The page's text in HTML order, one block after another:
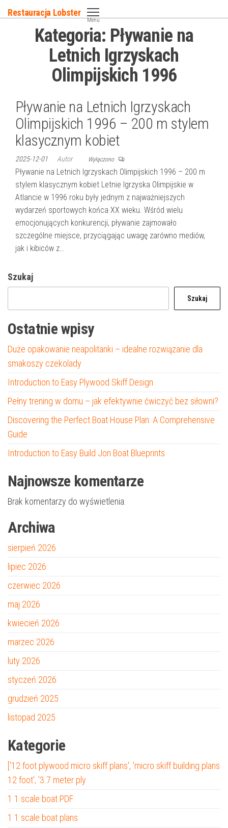
do
Restauracja Lobster
Menu
Kategoria: Pływanie na
Letnich Igrzyskach
Olimpijskich 1996
Pływanie na Letnich Igrzyskach
Olimpijskich 1996 – 200 m stylem
klasycznym kobiet
2025-12-01 Autor Wyłączono
Pływanie na Letnich Igrzyskach Olimpijskich 1996 – 200 m
stylem klasycznym kobiet Letnie Igrzyska Olimpijskie w
Atlancie w 1996 roku były jednym z najważniejszych
wydarzeń sportowych końca XX wieku. Wśród wielu
emocjonujących konkurencji, pływanie zajmowało
szczególne miejsce, przyciągając uwagę zarówno mediów,
jak i kibiców z…
Szukaj
Szukaj
Ostatnie wpisy
Duże opakowanie neapolitanki – idealne rozwiązanie dla
smakoszy czekolady
Introduction to Easy Plywood Skiff Design
Pełny trening w domu – jak efektywnie ćwiczyć bez siłowni?
Discovering the Perfect Boat House Plan: A Comprehensive
Guide
Introduction to Easy Build Jon Boat Blueprints
Najnowsze komentarze
Brak komentarzy do wyświetlenia.
Archiwa
sierpień 2026
lipiec 2026
czerwiec 2026
maj 2026
kwiecień 2026
marzec 2026
luty 2026
styczeń 2026
grudzień 2025
listopad 2025
Kategorie
['12 foot plywood micro skiff plans', 'micro skiff building plans
12 foot', '3.7 meter ply
1 1 scale boat PDF
1 1 scale boat plans